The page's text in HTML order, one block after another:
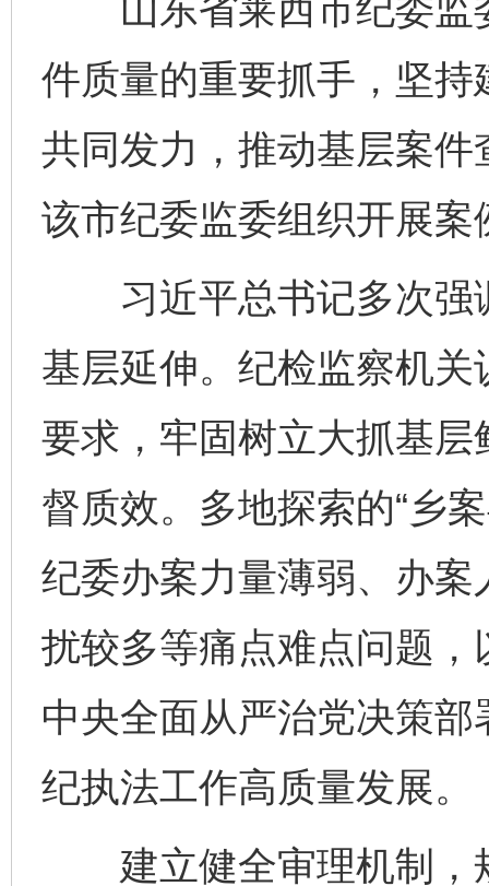
山东省莱西市纪委监
件质量的重要抓手，坚
共同发力，推动基层案
该市纪委监委组织开展
习近平总书记多次强
基层延伸。纪检监察机
要求，牢固树立大抓基
督质效。多地探索的“乡
纪委办案力量薄弱、办
扰较多等痛点难点问题，
中央全面从严治党决策部
纪执法工作高质量发展。
建立健全审理机制，